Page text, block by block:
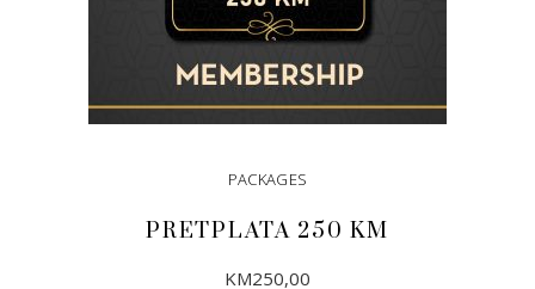
PACKAGES
PRETPLATA 250 KM
KM250,00